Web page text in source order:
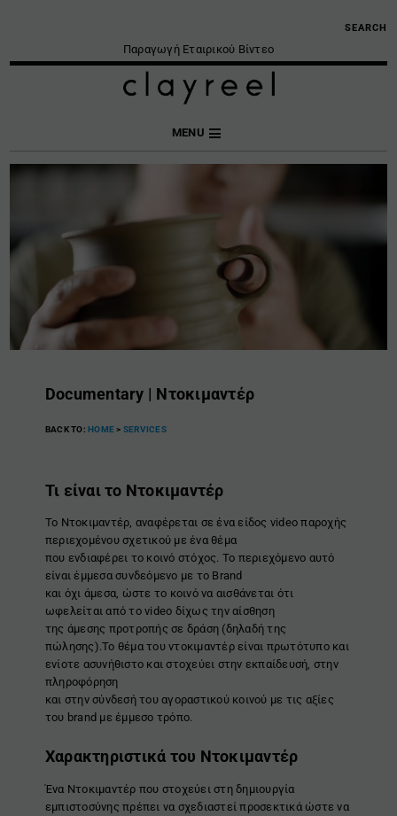
Παραγωγή Εταιρικού Βίντεο
SEARCH
MENU
Documentary | Ντοκιμαντέρ
BACK TO:HOME> SERVICES
Τι είναι το Ντοκιμαντέρ
Το Nτοκιμαντέρ, αναφέρεται σε ένα είδος video παροχής
περιεχομένου σχετικού με ένα θέμα
που ενδιαφέρει το κοινό στόχος. Το περιεχόμενο αυτό
είναι έμμεσα συνδεόμενο με το Brand
και όχι άμεσα, ώστε το κοινό να αισθάνεται ότι
ωφελείται από το video δίχως την αίσθηση
της άμεσης προτροπής σε δράση (δηλαδή της
πώλησης).Το θέμα του ντοκιμαντέρ είναι πρωτότυπο και
ενίοτε ασυνήθιστο και στοχεύει στην εκπαίδευσή, στην
πληροφόρηση
και στην σύνδεσή του αγοραστικού κοινού με τις αξίες
του brand με έμμεσο τρόπο.
Χαρακτηριστικά του Ντοκιμαντέρ
Ένα Nτοκιμαντέρ που στοχεύει στη δημιουργία
εμπιστοσύνης πρέπει να σχεδιαστεί προσεκτικά ώστε να